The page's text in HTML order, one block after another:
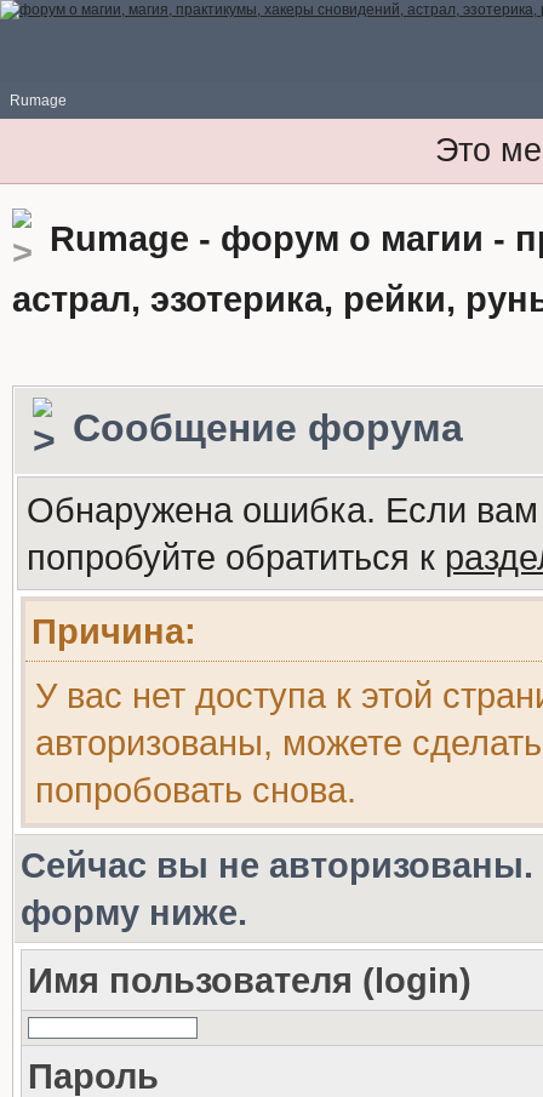
Rumage
Это
Rumage - форум о магии -
астрал, эзотерика, рейки,
Сообщение форума
Обнаружена ошибка. Если
попробуйте обратиться к
Причина:
У вас нет доступа к этой
авторизованы, можете
попробовать снова.
Сейчас вы не авторизованы.
форму ниже.
Имя пользователя (login)
Пароль